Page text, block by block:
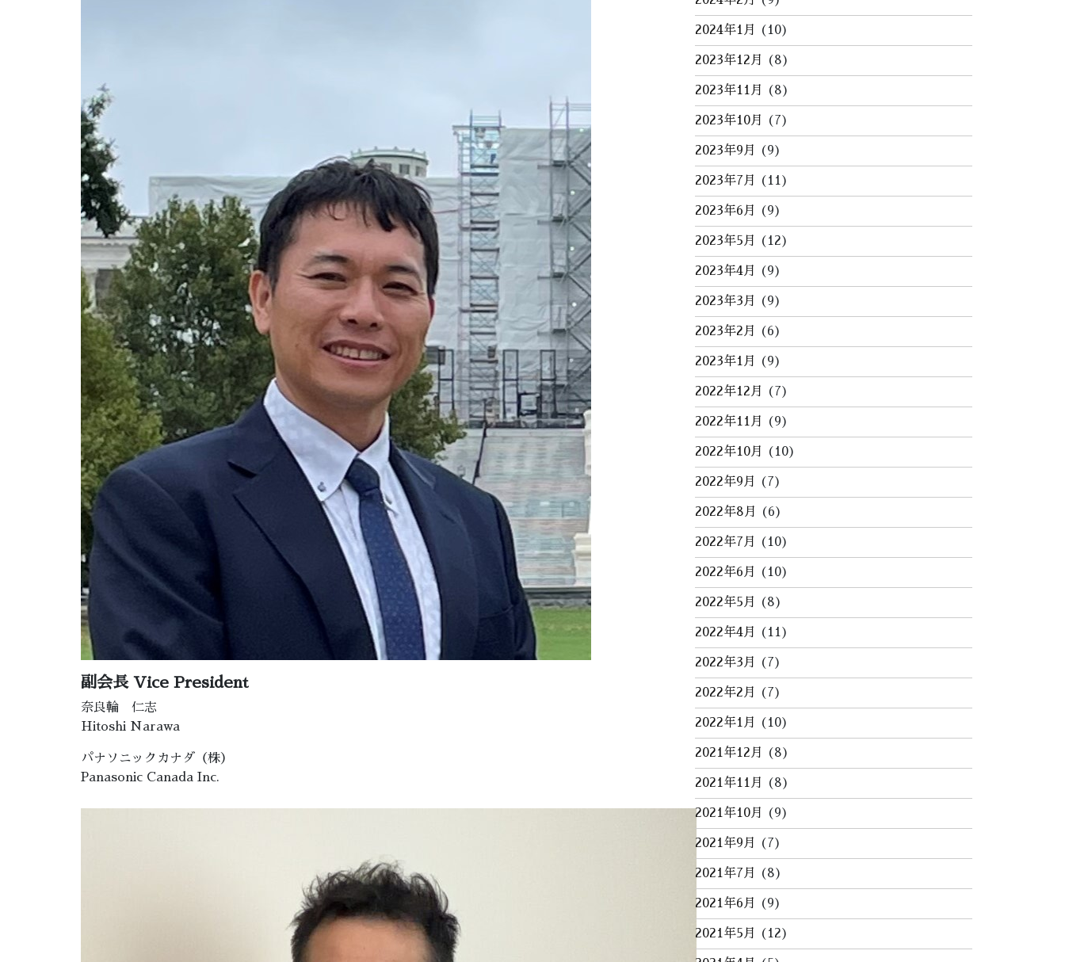
副会長 Vice President
奈良輪 仁志
Hitoshi Narawa
パナソニックカナダ（株）
Panasonic Canada Inc.
2024年1月 (10)
2023年12月 (8)
2023年11月 (8)
2023年10月 (7)
2023年9月 (9)
2023年7月 (11)
2023年6月 (9)
2023年5月 (12)
2023年4月 (9)
2023年3月 (9)
2023年2月 (6)
2023年1月 (9)
2022年12月 (7)
2022年11月 (9)
2022年10月 (10)
2022年9月 (7)
2022年8月 (6)
2022年7月 (10)
2022年6月 (10)
2022年5月 (8)
2022年4月 (11)
2022年3月 (7)
2022年2月 (7)
2022年1月 (10)
2021年12月 (8)
2021年11月 (8)
2021年10月 (9)
2021年9月 (7)
2021年7月 (8)
2021年6月 (9)
2021年5月 (12)